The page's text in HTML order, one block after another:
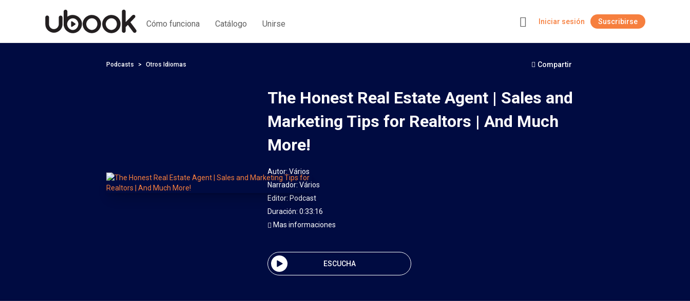
Cómo funciona Catálogo Unirse Iniciar sesión Suscribirse
Podcasts Otros Idiomas Compartir
The Honest Real Estate Agent | Sales and
Marketing Tips for Realtors | And Much
More!
Autor: Vários
Narrador: Vários
Editor: Podcast
Duración: 0:33:16
Mas informaciones
ESCUCHA